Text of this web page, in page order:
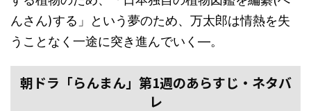
んさん)する」という夢のため、万太郎は情熱を失
うことなく一途に突き進んでいく―。
朝ドラ「らんまん」第1週のあらすじ・ネタバ
レ